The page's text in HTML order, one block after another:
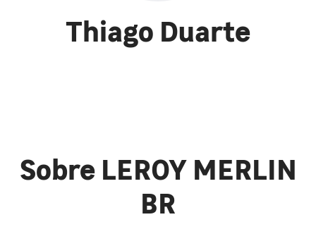
Thiago Duarte
Sobre LEROY MERLIN
BR